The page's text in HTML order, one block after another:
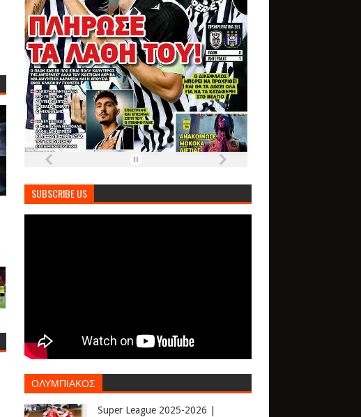
SUBSCRIBE US
ΟΛΥΜΠΙΑΚΟΣ
Super League 2025-2026 |